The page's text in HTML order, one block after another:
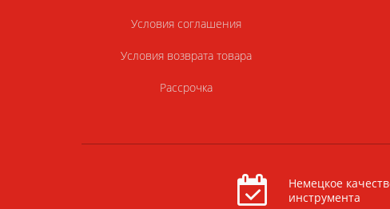
Условия соглашения
Условия возврата товара
Рассрочка
Немецкое
инструмента